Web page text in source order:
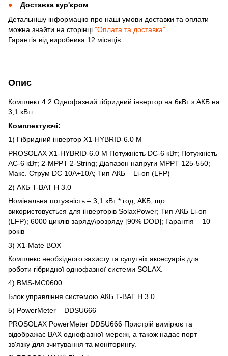
Опис
Комплект 4.2 Однофазний гібридний інвертор на 6кВт з АКБ на
3,1 кВтг.
Комплектуючі:
1) Гібридний інвертор X1-HYBRID-6.0 М
PROSOLAX X1-HYBRID-6.0 М Потужність DC-6 кВт; Потужність
АС-6 кВт; 2-MPPT 2-String; Діапазон напруги MPPT 125-550;
Макс. Струм DC 10А+10А; Тип АКБ – Li-on (LFP)
2) АКБ T-BAT H 3.0
Номінальна потужність – 3,1 кВт * год; АКБ, що
використовується для інверторів SolaxPower; Тип АКБ Li-on
(LFP); 6000 циклів заряду\розряду [90% DOD]; Гарантія – 10
років
3) X1-Mate BOX
Комплекс необхідного захисту та супутніх аксесуарів для
роботи гібридної однофазної системи SOLAX.
4) BMS-MC0600
Блок управління системою АКБ T-BAT H 3.0
5) PowerMeter – DDSU666
PROSOLAX PowerMeter DDSU666 Пристрій вимірює та
відображає ВАХ однофазної мережі, а також надає порт
зв'язку для зчитування та моніторингу.
Доставка кур'єром
Детальнішу інформацію про наші умови доставки та оплати
можна знайти на сторінці "Оплата та доставка"
Гарантія від виробника 12 місяців.